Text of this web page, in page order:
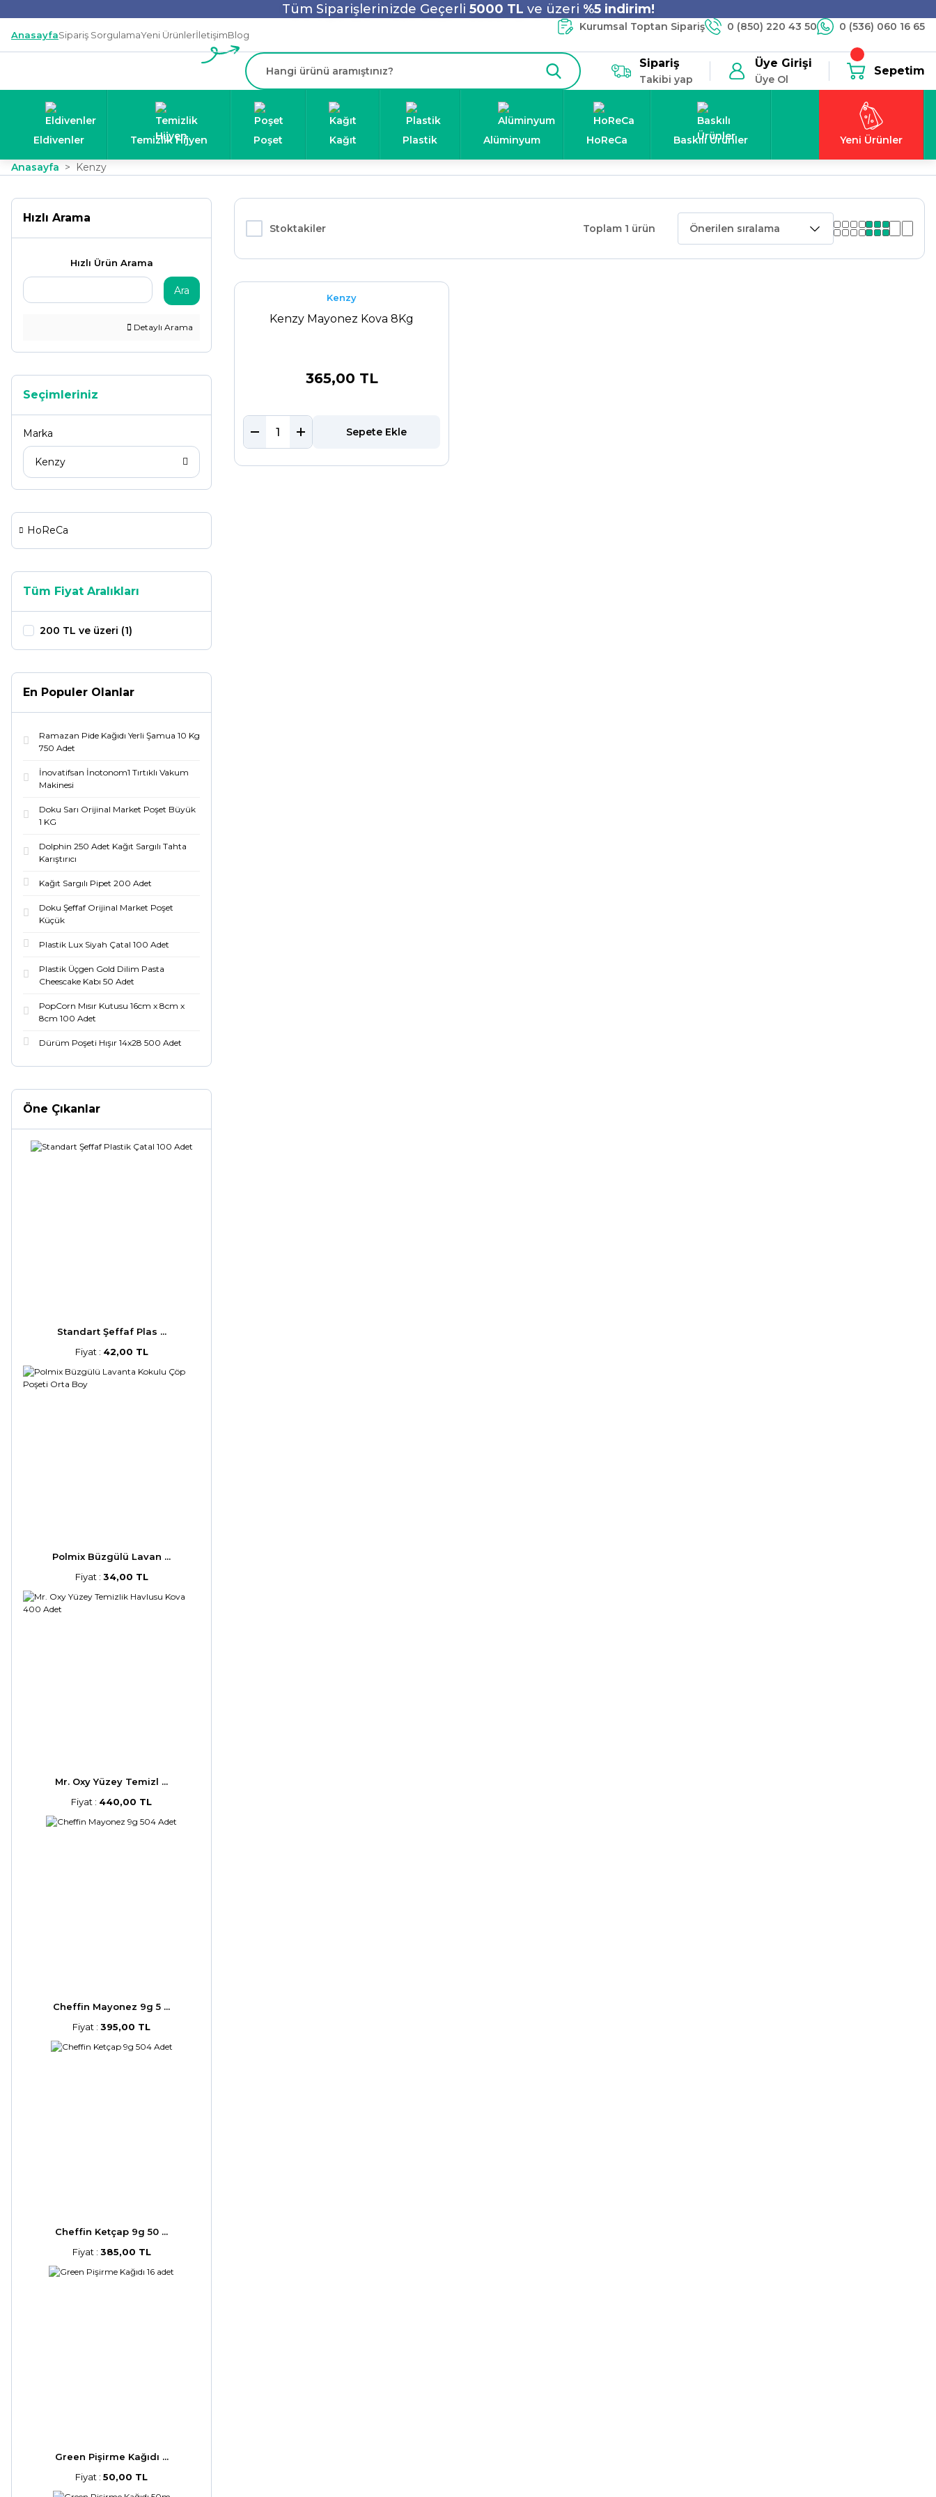
Tüm Siparişlerinizde Geçerli 5000 TL ve üzeri %5 indirim!
AnasayfaSipariş SorgulamaYeni ÜrünlerİletişimBlog
Kurumsal Toptan Sipariş 0 (850) 220 43 50 0 (536) 060 16 65
Sipariş
Takibi yap
Üye Girişi
Üye Ol
Sepetim
Eldivenler Temizlik Hijyen Poşet Kağıt Plastik Alüminyum HoReCa Baskılı Ürünler Yeni Ürünler
Anasayfa Kenzy
Hızlı Arama
Hızlı Ürün Arama
Ara
Detaylı Arama
Seçimleriniz
Marka
Kenzy
HoReCa
Tüm Fiyat Aralıkları
200 TL ve üzeri (1)
En Populer Olanlar
Ramazan Pide Kağıdı Yerli Şamua 10 Kg
750 Adet
İnovatifsan İnotonom1 Tırtıklı Vakum
Makinesi
Doku Sarı Orijinal Market Poşet Büyük
1 KG
Dolphin 250 Adet Kağıt Sargılı Tahta
Karıştırıcı
Kağıt Sargılı Pipet 200 Adet
Doku Şeffaf Orijinal Market Poşet
Küçük
Plastik Lux Siyah Çatal 100 Adet
Plastik Üçgen Gold Dilim Pasta
Cheescake Kabı 50 Adet
PopCorn Mısır Kutusu 16cm x 8cm x
8cm 100 Adet
Dürüm Poşeti Hışır 14x28 500 Adet
Öne Çıkanlar
Standart Şeffaf Plas ...
Fiyat : 42,00 TL
Polmix Büzgülü Lavan ...
Fiyat : 34,00 TL
Mr. Oxy Yüzey Temizl ...
Fiyat : 440,00 TL
Cheffin Mayonez 9g 5 ...
Fiyat : 395,00 TL
Cheffin Ketçap 9g 50 ...
Fiyat : 385,00 TL
Green Pişirme Kağıdı ...
Fiyat : 50,00 TL
Stoktakiler Toplam 1 ürün
Kenzy
Kenzy Mayonez Kova 8Kg
365,00 TL
Sepete Ekle